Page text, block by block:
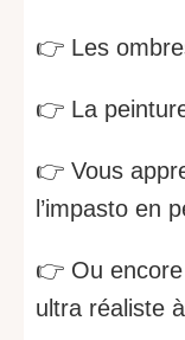
👉 Les
👉 La
👉 Vous
l’impasto en
👉 Ou
ultra réaliste